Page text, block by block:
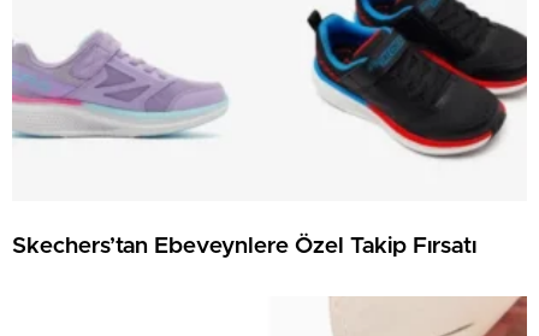
Skechers’tan Ebeveynlere Özel Takip Fırsatı